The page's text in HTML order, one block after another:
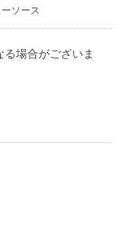
ソース
場合がございま